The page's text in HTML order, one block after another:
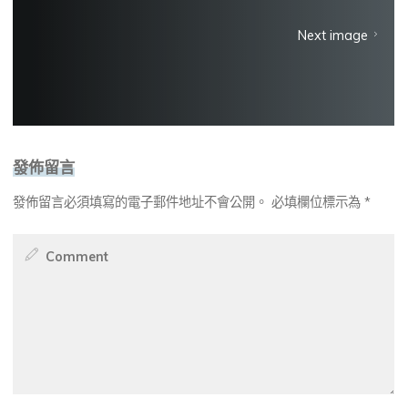
Next image
發佈留言
發佈留言必須填寫的電子郵件地址不會公開。 必填欄位標示為*